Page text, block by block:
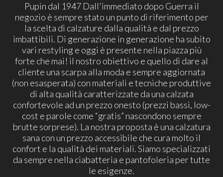
Pupin dal 1947 Dall'immediato dopo Guerra il
negozio è sempre stato un punto di riferimento per
la scelta di calzature dalla qualità e dal prezzo
imbattibili. Di generazione in generazione ha subito
vari restyling e oggi è presente nella piazza più
forte che mai! il nostro obiettivo e quello di dare al
cliente una scarpa alla moda e sempre aggiornata
(non esasperata) con materiali e tecniche produttive
di alta qualità caratterizzate da una calzata
confortevole ad un prezzo onesto (prezzi bassi, low-
cost e parole come “gratis” nascondono sempre
brutte sorprese). La nostra proposta è una calzatura
sana con un prezzo accessibile che cura molto il
confort e la qualità dei materiali. Siamo specializzati
da sempre nella ciabatteria e pantofoleria per tutte
le esigenze.